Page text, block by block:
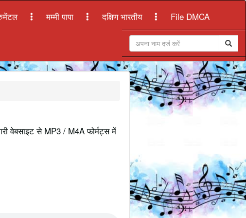
मम्मी पापा दक्षिण भारतीय File DMCA
वेबसाइट से MP3 / M4A फोर्मट्स में